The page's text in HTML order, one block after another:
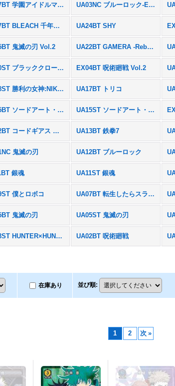
UA27BT 学園アイドルマスター UA03NC ブルーロック-EPISODE 凪-
EX07BT BLEACH 千年血戦篇 Vol.2 UA24BT SHY
鬼滅の刃 Vol.2 UA22BT GAMERA -Rebirth-
UA20ST ブラッククローバー EX04BT 呪術廻戦 Vol.2
UA18ST 勝利の女神:NIKKE UA17BT トリコ
UA15BT ソードアート・オンライン UA15ST ソードアート・オンライン
EX02BT コードギアス 反逆のルルーシュ Vol.2 UA13BT 鉄拳7
鬼滅の刃 UA12BT ブルーロック
銀魂 UA11ST 銀魂
僕とロボコ UA07BT 転生したらスライムだった件
鬼滅の刃 UA05ST 鬼滅の刃
UA03ST HUNTER×HUNTER UA02BT 呪術廻戦
在庫あり 並び順:
1 2 次 »